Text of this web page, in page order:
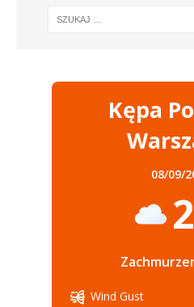
Kępa
08/09/
Wind Gust